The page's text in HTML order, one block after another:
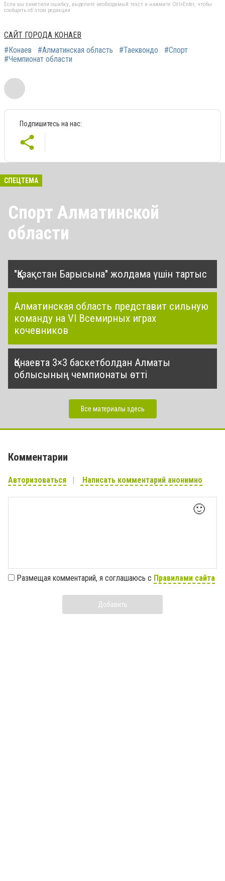
Если вы заметили ошибку, выделите необходимый текст и нажмите Ctrl+Enter, чтобы
сообщить об этом редакции
САЙТ ГОРОДА КОНАЕВ
#Конаев
#Алматинская область #Таеквондо
#Спорт
#Чемпионат области
Подпишитесь на нас:
СПЕЦТЕМА
Спорт Алматинской
области
"Қазақстан Барысына" жолдама үшін тартыс
Алматинская область представит сильную
команду на VI Всемирных играх
кочевников
Қонаевта 3×3 баскетболдан Алматы
облысының чемпионаты өтті
Все материалы здесь
Комментарии
Авторизоваться Написать комментарий анонимно
🙂
Размещая комментарий, я соглашаюсь с Правилами сайта
Добавить